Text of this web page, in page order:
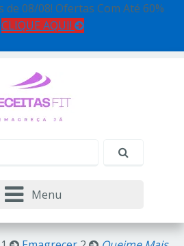
08/08! Ofertas Com Até 60%
CLIQUE AQUI!
Menu